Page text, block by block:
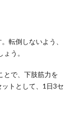
転倒しないよう、
う。
とで、下肢筋力を
トとして、1日3セ